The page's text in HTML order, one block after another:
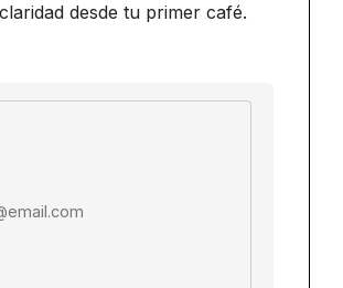
claridad desde tu primer café.